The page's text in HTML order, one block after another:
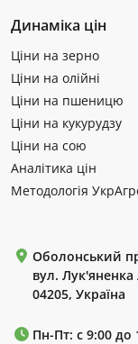
Динаміка цін
Ціни на зерно
Ціни на олійні
Ціни на пшеницю
Ціни на кукурудзу
Ціни на сою
Аналітика цін
Методологія
Оболонський
вул.
04205, Україна
Пн-Пт: с 9:00 до